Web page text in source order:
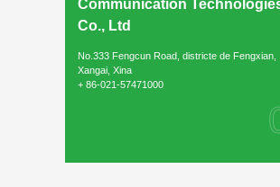
Communication
Co., Ltd
No.333 Fengcun Road, districte de Fengxian,
Xangai, Xina
+ 86-021-57471000